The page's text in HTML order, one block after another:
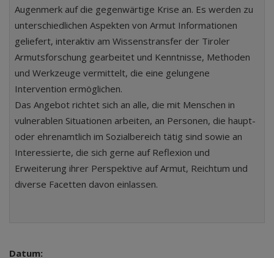
Augenmerk auf die gegenwärtige Krise an. Es werden zu
unterschiedlichen Aspekten von Armut Informationen
geliefert, interaktiv am Wissenstransfer der Tiroler
Armutsforschung gearbeitet und Kenntnisse, Methoden
und Werkzeuge vermittelt, die eine gelungene
Intervention ermöglichen.
Das Angebot richtet sich an alle, die mit Menschen in
vulnerablen Situationen arbeiten, an Personen, die haupt-
oder ehrenamtlich im Sozialbereich tätig sind sowie an
Interessierte, die sich gerne auf Reflexion und
Erweiterung ihrer Perspektive auf Armut, Reichtum und
diverse Facetten davon einlassen.
Datum: